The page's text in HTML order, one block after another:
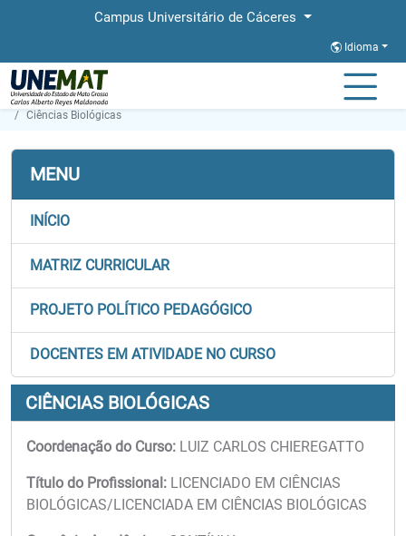
Campus Universitário de Cáceres
Idioma
Página Inicial
Ciências Biológicas
MENU
INÍCIO
MATRIZ CURRICULAR
PROJETO POLÍTICO PEDAGÓGICO
DOCENTES EM ATIVIDADE NO CURSO
CIÊNCIAS BIOLÓGICAS
Coordenação do Curso: LUIZ CARLOS CHIEREGATTO
Título do Profissional: LICENCIADO EM CIÊNCIAS
BIOLÓGICAS/LICENCIADA EM CIÊNCIAS BIOLÓGICAS